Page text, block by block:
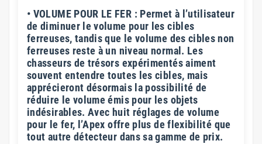
• VOLUME POUR LE FER : Permet à l’utilisateur
de diminuer le volume pour les cibles
ferreuses, tandis que le volume des cibles non
ferreuses reste à un niveau normal. Les
chasseurs de trésors expérimentés aiment
souvent entendre toutes les cibles, mais
apprécieront désormais la possibilité de
réduire le volume émis pour les objets
indésirables. Avec huit réglages de volume
pour le fer, l’Apex offre plus de flexibilité que
tout autre détecteur dans sa gamme de prix.